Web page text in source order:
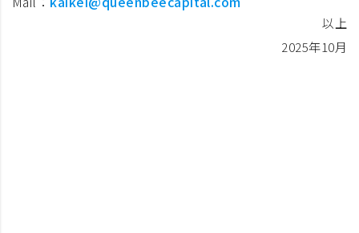
以上
2025年10月